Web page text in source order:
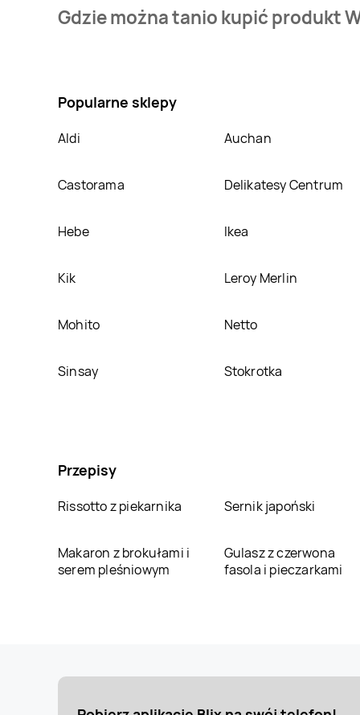
oferta, jaką mamy w naszej bazie jest z sieci
Gdzie można tanio kupić produkt
Popularne sklepy
Aldi Auchan
Castorama Delikatesy Centrum
Hebe Ikea
Kik Leroy Merlin
Mohito Netto
Sinsay Stokrotka
Przepisy
Rissotto z piekarnika Sernik japoński
Makaron z brokułami i
serem pleśniowym
Gulasz z czerwona
fasola i pieczarkami